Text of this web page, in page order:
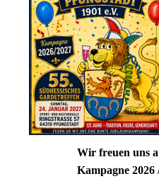
Wir freuen uns auf
Kampagne 2026 /